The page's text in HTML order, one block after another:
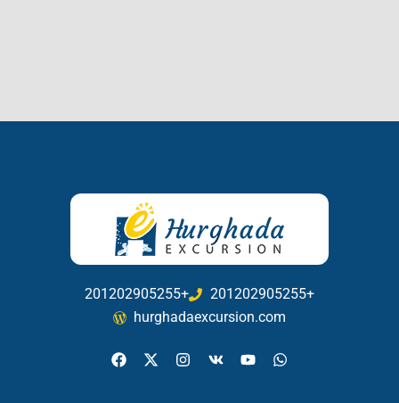
201202905255+
201202905255+
hurghadaexcursion.com